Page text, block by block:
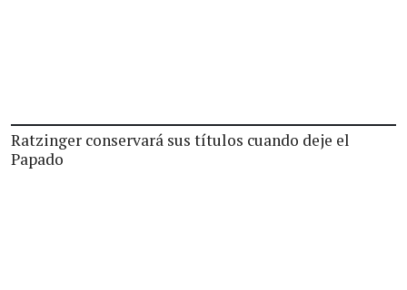
Ratzinger conservará sus títulos cuando deje el
Papado